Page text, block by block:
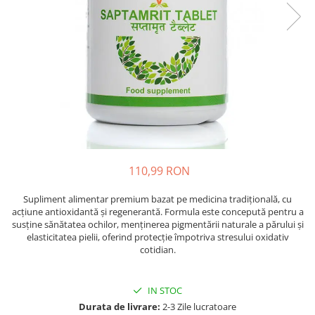
Piele, păr & unghii
Tranzit intestinal
Performanta sportiva
Îngrijirea Tenului
Geluri de curățare
Balsam buze
Îngrijirea Corpului
Uleiuri de corp
Ghimbir
Ginkgo biloba
Ginseng
110,99 RON
Supliment alimentar premium bazat pe medicina tradițională, cu
acțiune antioxidantă și regenerantă. Formula este concepută pentru a
susține sănătatea ochilor, menținerea pigmentării naturale a părului și
elasticitatea pielii, oferind protecție împotriva stresului oxidativ
cotidian.
IN STOC
Durata de livrare: 2-3 Zile lucratoare